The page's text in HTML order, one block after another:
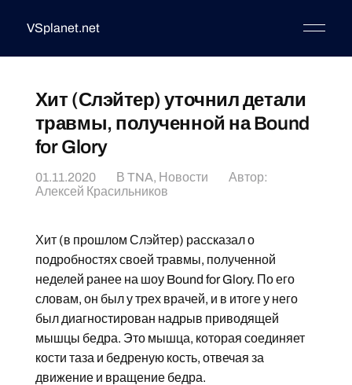
VSplanet.net
Хит (Слэйтер) уточнил детали
травмы, полученной на Bound
for Glory
01.11.2020 В TNA, Новости
Автор:
Алексей Красильников
Хит (в прошлом Слэйтер) рассказал о
подробностях своей травмы, полученной
неделей ранее на шоу Bound for Glory. По его
словам, он был у трех врачей, и в итоге у него
был диагностирован надрыв приводящей
мышцы бедра. Это мышца, которая соединяет
кости таза и бедреную кость, отвечая за
движение и вращение бедра.